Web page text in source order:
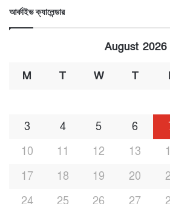
আর্কাইভ ক্যালেন্ডার
August 2026
M T W T
3
4 5 6
10
11 12 13
17
18 19 20